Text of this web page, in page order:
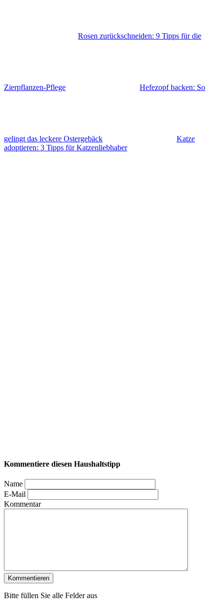
Rosen zurückschneiden: 9 Tipps für die
Zierpflanzen-Pflege Hefezopf backen: So
gelingt das leckere Ostergebäck
Katze
adoptieren: 3 Tipps für Katzenliebhaber
Kommentiere diesen Haushaltstipp
Name
E-Mail
Kommentar
Bitte füllen Sie alle Felder aus